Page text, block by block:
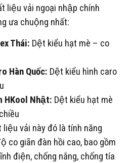
liệu vải ngoại nhập chính
ưa chuộng nhất:
Thái: Dệt kiểu hạt mè – co
Hàn Quốc: Dệt kiểu hình caro
HKool Nhật: Dệt kiểu hạt mè
vải này đó là tính năng
co giãn đàn hồi cao, bao gồm
điện, chống nắng, chống tía